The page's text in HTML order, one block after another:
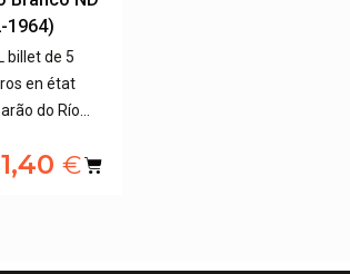
1964)
billet de 5
en état
do Río…
1,40 €